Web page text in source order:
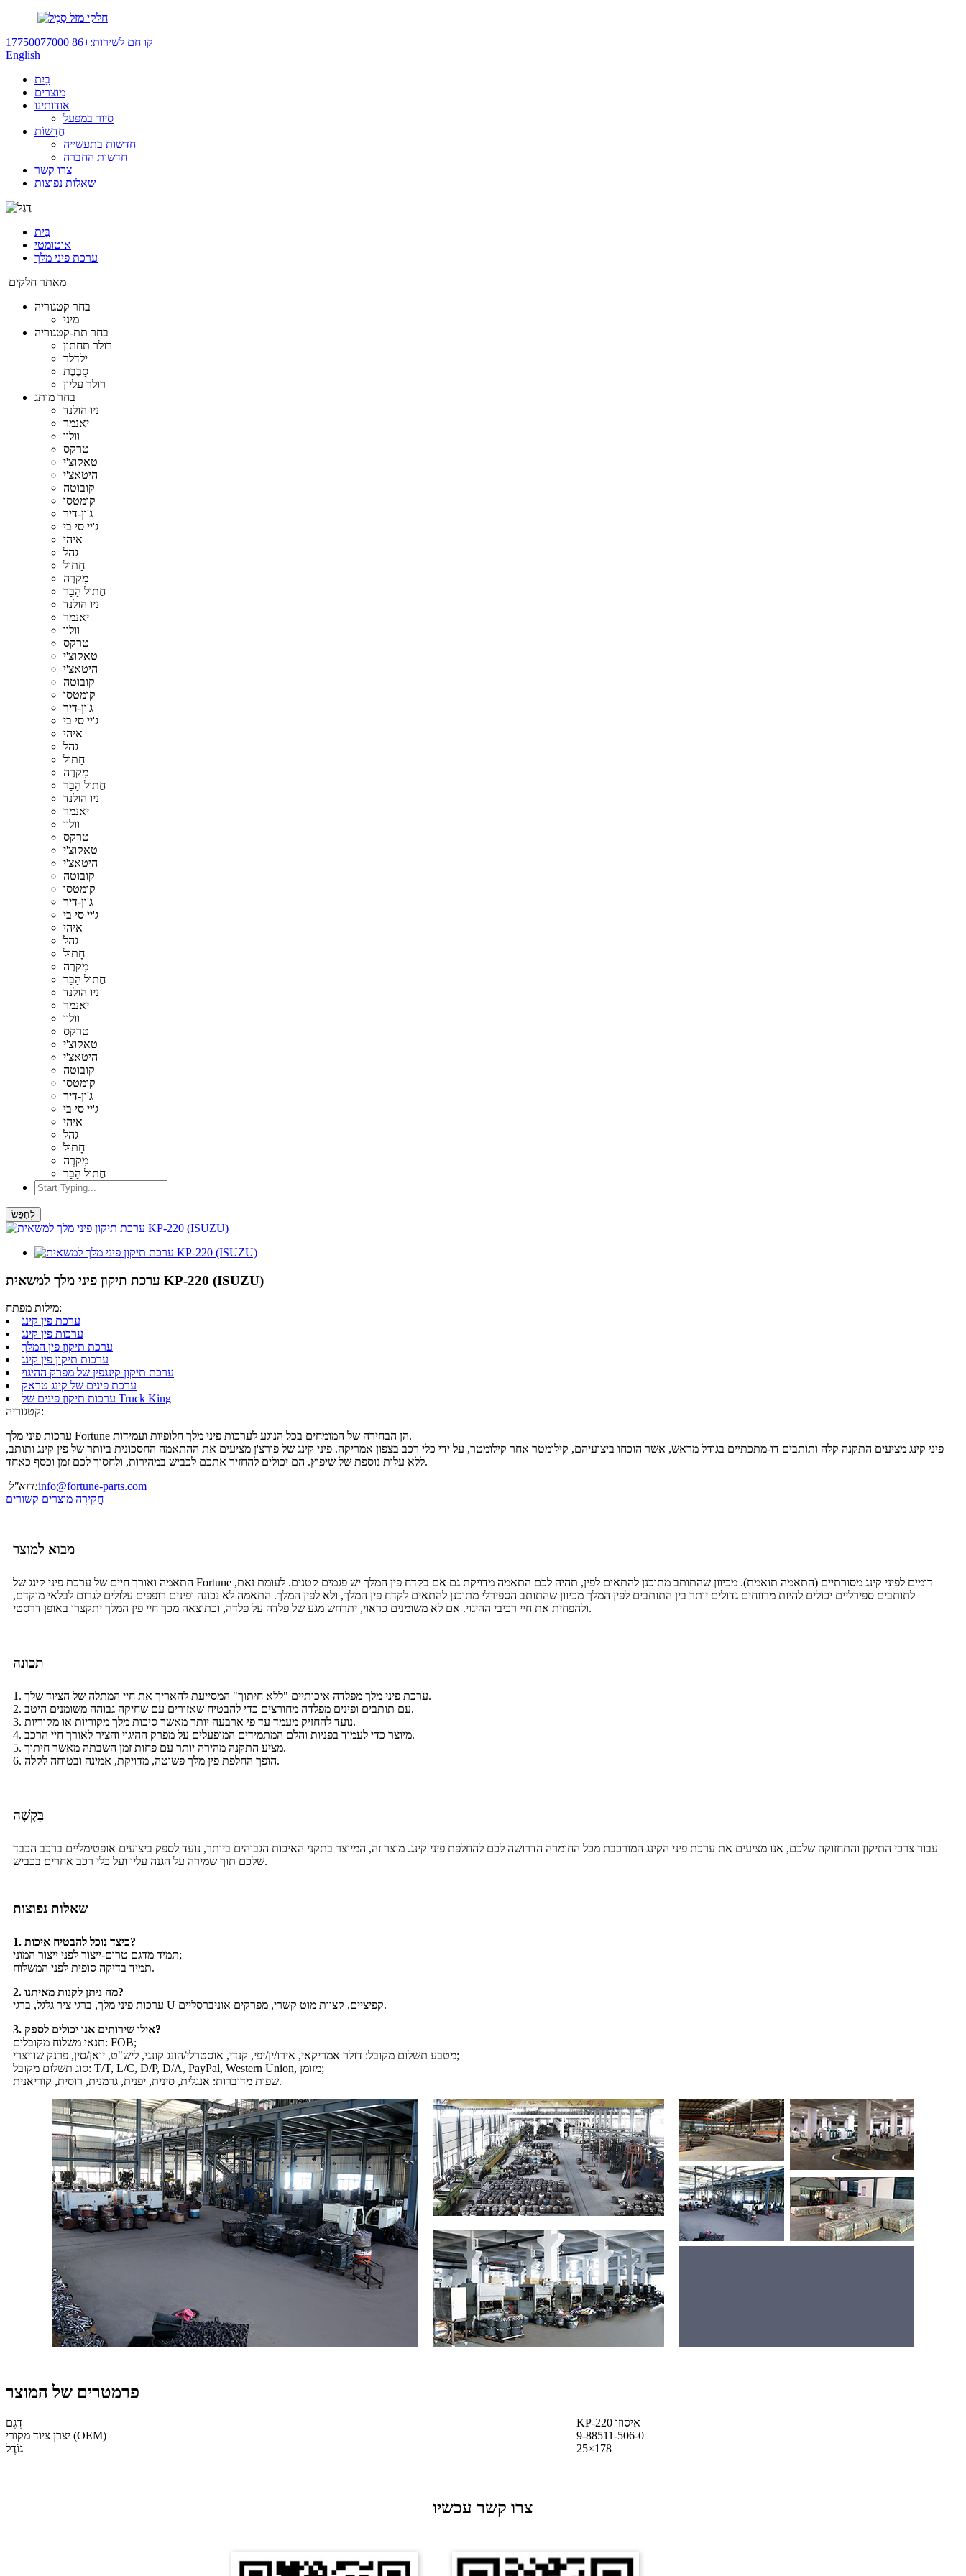
חלקי מזל
קו חם לשירות:+86 17750077000
English
בַּיִת
מוצרים
אודותינו
סיור במפעל
חֲדָשׁוֹת
חדשות בתעשייה
חדשות החברה
צרו קשר
שאלות נפוצות
בַּיִת
אוטומטי
ערכת פיני מלך
מאתר חלקים
בחר קטגוריה
מיני
בחר תת-קטגוריה
רולר תחתון
ילדלר
סַבֶּבֶת
רולר עליון
בחר מותג
ניו הולנד
יאנמר
וולוו
טרקס
טאקוצ'י
היטאצ'י
קובוטה
קומטסו
ג'ון-דיר
ג'יי סי בי
איהי
גהל
חָתוּל
מִקרֶה
חֲתוּל הַבָּר
ניו הולנד
יאנמר
וולוו
טרקס
טאקוצ'י
היטאצ'י
קובוטה
קומטסו
ג'ון-דיר
ג'יי סי בי
איהי
גהל
חָתוּל
מִקרֶה
חֲתוּל הַבָּר
ניו הולנד
יאנמר
וולוו
טרקס
טאקוצ'י
היטאצ'י
קובוטה
קומטסו
ג'ון-דיר
ג'יי סי בי
איהי
גהל
חָתוּל
מִקרֶה
חֲתוּל הַבָּר
ניו הולנד
יאנמר
וולוו
טרקס
טאקוצ'י
היטאצ'י
קובוטה
קומטסו
ג'ון-דיר
ג'יי סי בי
איהי
גהל
חָתוּל
מִקרֶה
חֲתוּל הַבָּר
לְחַפֵּשׂ
ערכת תיקון פיני מלך למשאית KP-220 (ISUZU)
מילות מפתח:
ערכת פין קינג
ערכות פין קינג
ערכת תיקון פין המלך
ערכות תיקון פין קינג
ערכת תיקון קינגפין של מפרק ההיגוי
ערכת פינים של קינג טראק
ערכות תיקון פינים של Truck King
קטגוריה:
ערכות פיני מלך Fortune הן הבחירה של המומחים בכל הנוגע לערכות פיני מלך חלופיות ועמידות.
פיני קינג מציעים התקנה קלה ותותבים דו-מתכתיים בגודל מראש, אשר הוכחו ביצועיהם, קילומטר אחר קילומטר, על ידי כלי רכב בצפון אמריקה. פיני קינג של פורצ'ן מציעים את ההתאמה החסכונית ביותר של פין קינג ותותב,
ללא עלות נוספת של שיפוץ. הם יכולים להחזיר אתכם לכביש במהירות, ולחסוך לכם זמן וכסף כאחד.
דוא"ל:info@fortune-parts.com
חֲקִירָה מוצרים קשורים
מבוא למוצר
התאמה ואורך חיים של ערכת פיני קינג של Fortune דומים לפיני קינג מסורתיים (התאמה תואמת). מכיוון שהתותב מתוכנן להתאים לפין, תהיה לכם התאמה מדויקת גם אם בקדח פין המלך יש פגמים קטנים. לעומת זאת,
לתותבים ספירליים יכולים להיות מרווחים גדולים יותר בין התותבים לפין המלך מכיוון שהתותב הספירלי מתוכנן להתאים לקדח פין המלך, ולא לפין המלך. התאמה לא נכונה ופינים רופפים עלולים לגרום לבלאי מוקדם,
ולהפחית את חיי רכיבי ההיגוי. אם לא משומנים כראוי, יתרחש מגע של פלדה על פלדה, וכתוצאה מכך חיי פין המלך יתקצרו באופן דרסטי.
תכונה
1. ערכת פיני מלך מפלדה איכותיים "ללא חיתוך" המסייעת להאריך את חיי המתלה של הציוד שלך.
2. עם תותבים ופינים מפלדה מחורצים כדי להבטיח שאזורים עם שחיקה גבוהה משומנים היטב.
3. נועד להחזיק מעמד עד פי ארבעה יותר מאשר סיכות מלך מקוריות או מקוריות.
4. מיוצר כדי לעמוד בפניות והלם המתמידים המופעלים על מפרק ההיגוי והציר לאורך חיי הרכב.
5. מציע התקנה מהירה יותר עם פחות זמן השבתה מאשר חיתוך.
6. הופך החלפת פין מלך פשוטה, מדויקת, אמינה ובטוחה לקלה.
בַּקָשָׁה
עבור צרכי התיקון והתחזוקה שלכם, אנו מציעים את ערכת פיני הקינג המורכבת מכל החומרה הדרושה לכם להחלפת פיני קינג. מוצר זה, המיוצר בתקני האיכות הגבוהים ביותר, נועד לספק ביצועים אופטימליים ברכב הכבד
שלכם תוך שמירה על הגנה עליו ועל כלי רכב אחרים בכביש.
שאלות נפוצות
1. כיצד נוכל להבטיח איכות?
תמיד מדגם טרום-ייצור לפני ייצור המוני;
תמיד בדיקה סופית לפני המשלוח.
2. מה ניתן לקנות מאיתנו?
ערכות פיני מלך, ברגי ציר גלגל, ברגי U קפיציים, קצוות מוט קשרי, מפרקים אוניברסליים.
3. אילו שירותים אנו יכולים לספק?
תנאי משלוח מקובלים: FOB;
מטבע תשלום מקובל: דולר אמריקאי, אירו/ין/יפי, קנדי, אוסטרלי/הונג קונגי, ליש"ט, יואן/סין, פרנק שוויצרי;
סוג תשלום מקובל: T/T, L/C, D/P, D/A, PayPal, Western Union, מזומן;
שפות מדוברות: אנגלית, סינית, יפנית, גרמנית, רוסית, קוריאנית.
פרמטרים של המוצר
דֶגֶם
KP-220 איסוזו
יצרן ציוד מקורי (OEM)
9-88511-506-0
גוֹדֶל
25×178
צרו קשר עכשיו